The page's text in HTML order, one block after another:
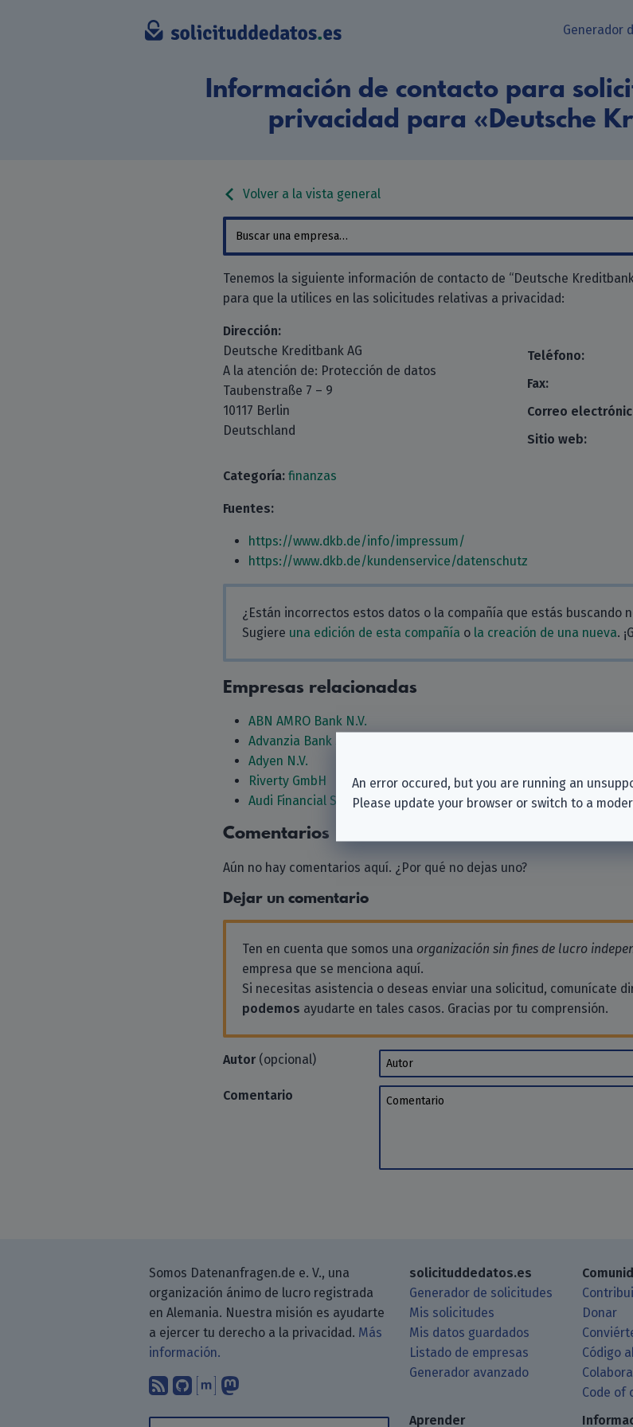
Generador
Información de contacto para
privacidad para «Deutsche
Volver a la vista general
Tenemos la siguiente información de contacto de “Deutsche Kreditbank
para que la utilices en las solicitudes relativas a privacidad:
Dirección:
Deutsche Kreditbank AG
A la atención de: Protección de datos
Taubenstraße 7 – 9
10117 Berlin
Deutschland
Teléfono:
Fax:
Correo
Sitio web:
Categoría: finanzas
Fuentes:
https://www.dkb.de/info/impressum/
https://www.dkb.de/kundenservice/datenschutz
¿Están incorrectos estos datos o la compañía que estás buscando
Sugiere una edición de esta compañía o la creación de una nueva.
Empresas relacionadas
ABN AMRO Bank N.V.
Advanzia Bank S.A.
Adyen N.V.
Riverty GmbH
Audi Financial Services
Comentarios
Aún no hay comentarios aquí. ¿Por qué no dejas uno?
Dejar un comentario
Ten en cuenta que somos una organización sin fines de lucro
empresa que se menciona aquí.
Si necesitas asistencia o deseas enviar una solicitud, comunícate
podemos ayudarte en tales casos. Gracias por tu comprensión.
Autor(opcional) Autor
Comentario Comentario
Somos Datenanfragen.de e. V., una
organización ánimo de lucro registrada
en Alemania. Nuestra misión es ayudarte
a ejercer tu derecho a la privacidad. Más
información.
Suscríbete a nuestro blog a través de tu lector de RSS
Encuéntranos en GitHub
Encuéntranos en Matrix
Sígenos en Mastodon
solicituddedatos.es
Generador de solicitudes
Mis solicitudes
Mis datos guardados
Listado de empresas
Generador avanzado
Donar
Código
Code of
Aprender
An error occured, but you are running an
Please update your browser or switch to a